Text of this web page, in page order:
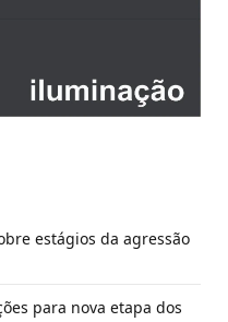
estágios da agressão
para nova etapa dos